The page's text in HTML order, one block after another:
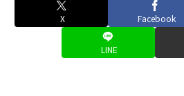
X Facebook
LINE